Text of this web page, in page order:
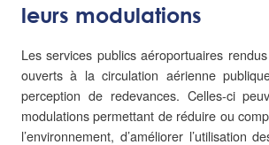
leurs modulations
Les services publics aéroportuaires
ouverts à la circulation aérienne
perception de redevances. Celles-ci
modulations permettant de réduire ou
l’environnement, d’améliorer l’utilisation